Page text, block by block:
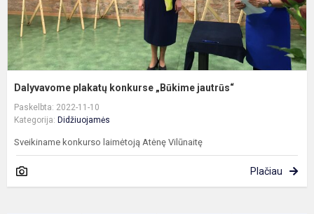
Dalyvavome plakatų konkurse „Būkime jautrūs“
Paskelbta: 2022-11-10
Kategorija: Didžiuojamės
Sveikiname konkurso laimėtoją Atėnę Vilūnaitę
Plačiau